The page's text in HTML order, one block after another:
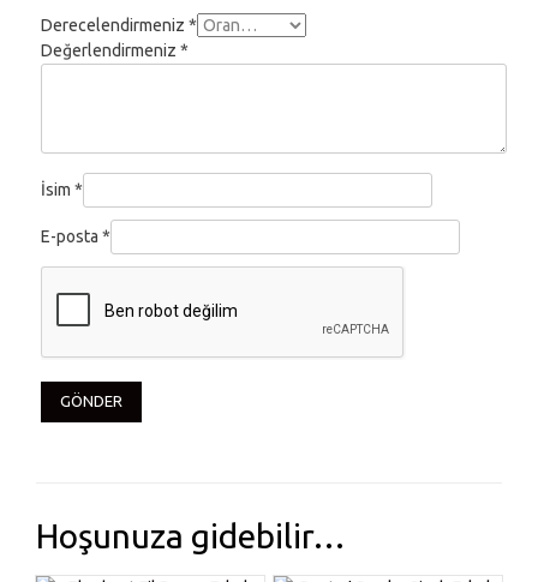
Derecelendirmeniz *
Değerlendirmeniz *
İsim *
E-posta *
Hoşunuza gidebilir…